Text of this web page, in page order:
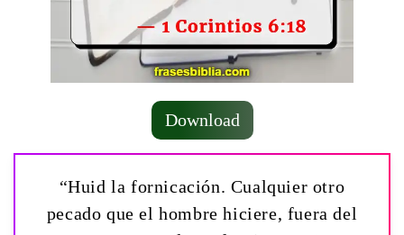
Download
“Huid la fornicación. Cualquier otro
pecado que el hombre hiciere, fuera del